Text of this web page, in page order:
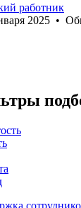
работник
2025 •